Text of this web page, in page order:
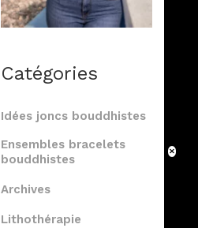
Catégories
Idées joncs bouddhistes
Ensembles bracelets
bouddhistes
Archives
Lithothérapie